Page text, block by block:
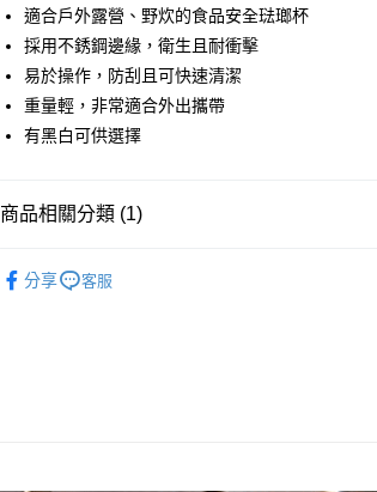
國泰世華商業銀行
兆豐國際商業銀行
臺灣中小企業銀行
聯邦商業銀行
元大商業銀行
玉山商業銀行
Apple Pay
ATM付款
每筆NT$60，滿NT$490(含以上)免運費
付款後全家取貨
適合戶外露營、野炊的食品安全琺瑯杯
採用不銹鋼邊緣，衛生且耐衝擊
易於操作，防刮且可快速清潔
重量輕，非常適合外出攜帶
有黑白可供選擇
商品相關分類 (1)
分享
客服